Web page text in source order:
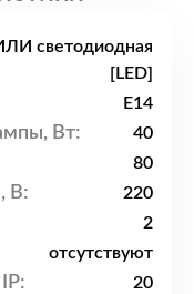
светодиодная
[LED]
E14
Вт: 40
80
В: 220
2
отсутствуют
20